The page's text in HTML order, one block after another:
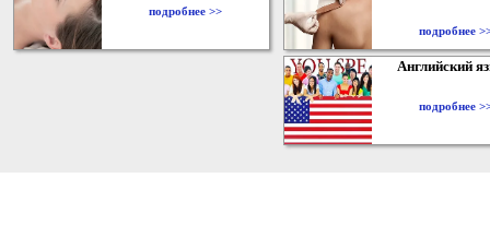
подробнее >>
подробнее
Английский
подробнее